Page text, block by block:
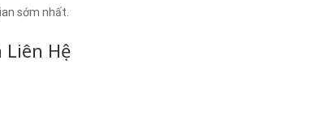
sớm nhất.
Liên Hệ